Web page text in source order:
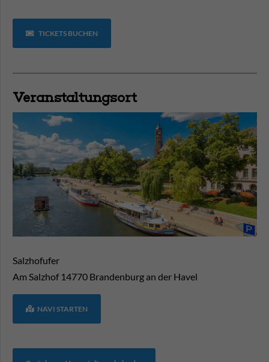
TICKETS BUCHEN
Veranstaltungsort
Salzhofufer
Am Salzhof 14770 Brandenburg an der Havel
NAVI STARTEN